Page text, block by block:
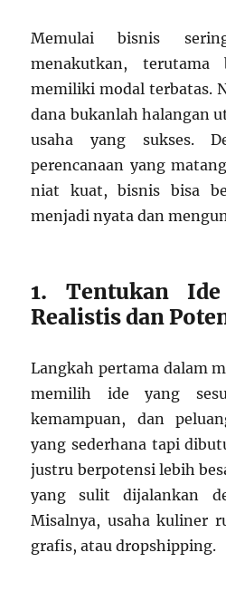
Memulai bisnis
menakutkan, terutama
memiliki modal terbatas.
dana bukanlah halangan
usaha yang sukses.
perencanaan yang
niat kuat, bisnis bisa
menjadi nyata dan
1. Tentukan
Realistis dan
Langkah pertama dalam
memilih ide yang
kemampuan, dan
yang sederhana tapi
justru berpotensi lebih
yang sulit dijalankan
Misalnya, usaha kuliner
grafis, atau dropshipping.